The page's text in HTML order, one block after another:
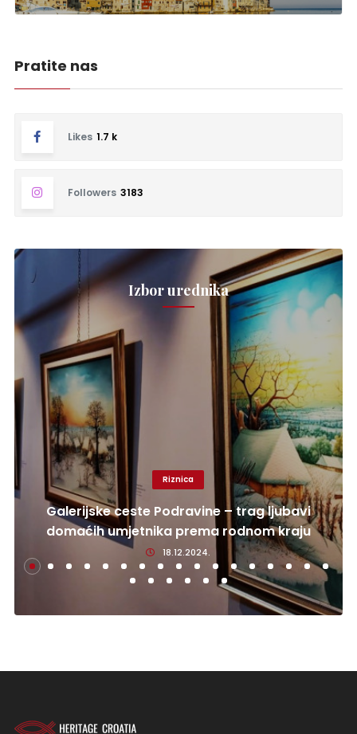
Pratite nas
Likes 1.7 k
Followers 3183
Izbor urednika
Riznica
Galerijske ceste Podravine – trag ljubavi
domaćih umjetnika prema rodnom kraju
18.12.2024.